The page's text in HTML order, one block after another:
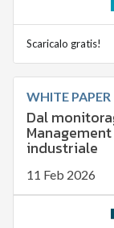
Scaricalo gratis!
WHITE PAPER
Dal
industriale
11 Feb 2026